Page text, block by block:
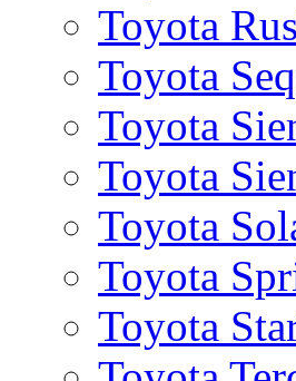
Toyota
Toyota
Toyota
Toyota
Toyota
Toyota
Toyota